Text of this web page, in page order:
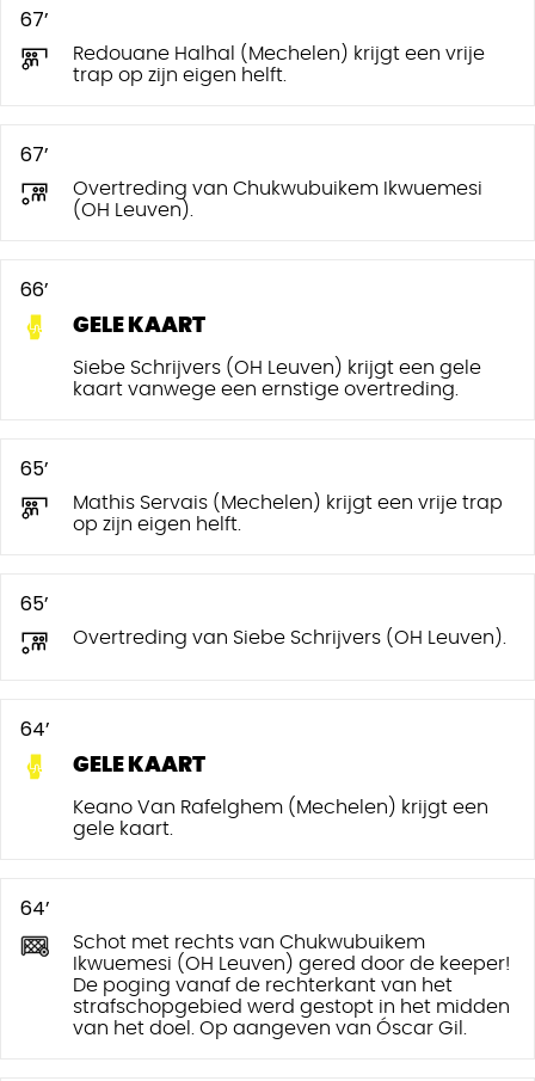
67’
Redouane Halhal (Mechelen) krijgt een vrije
trap op zijn eigen helft.
67’
Overtreding van Chukwubuikem Ikwuemesi
(OH Leuven).
66’
GELE KAART
Siebe Schrijvers (OH Leuven) krijgt een gele
kaart vanwege een ernstige overtreding.
65’
Mathis Servais (Mechelen) krijgt een vrije trap
op zijn eigen helft.
65’
Overtreding van Siebe Schrijvers (OH Leuven).
64’
GELE KAART
Keano Van Rafelghem (Mechelen) krijgt een
gele kaart.
64’
Schot met rechts van Chukwubuikem
Ikwuemesi (OH Leuven) gered door de keeper!
De poging vanaf de rechterkant van het
strafschopgebied werd gestopt in het midden
van het doel. Op aangeven van Óscar Gil.